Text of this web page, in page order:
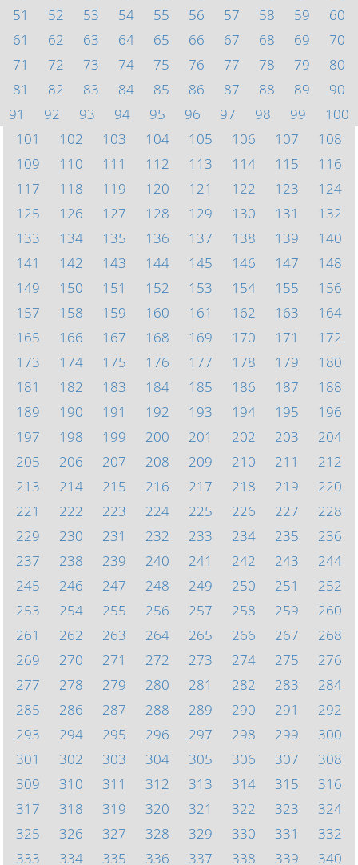
51
52 53 54 55 56 57 58 59
60
61
62 63 64 65 66 67 68 69
70
71
72 73 74 75 76 77 78 79
80
81
82 83 84 85 86 87 88 89
90
91
92 93 94 95 96 97 98 99
100
101
102 103 104 105 106 107
108
109
110 111 112 113 114 115
116
117
118 119 120 121 122 123
124
125
126 127 128 129 130 131
132
133
134 135 136 137 138 139
140
141
142 143 144 145 146 147
148
149
150 151 152 153 154 155
156
157
158 159 160 161 162 163
164
165
166 167 168 169 170 171
172
173
174 175 176 177 178 179
180
181
182 183 184 185 186 187
188
189
190 191 192 193 194 195
196
197
198 199 200 201 202 203
204
205
206 207 208 209 210 211
212
213
214 215 216 217 218 219
220
221
222 223 224 225 226 227
228
229
230 231 232 233 234 235
236
237
238 239 240 241 242 243
244
245
246 247 248 249 250 251
252
253
254 255 256 257 258 259
260
261
262 263 264 265 266 267
268
269
270 271 272 273 274 275
276
277
278 279 280 281 282 283
284
285
286 287 288 289 290 291
292
293
294 295 296 297 298 299
300
301
302 303 304 305 306 307
308
309
310 311 312 313 314 315
316
317
318 319 320 321 322 323
324
325
326 327 328 329 330 331
332
333
334 335 336 337 338 339 340